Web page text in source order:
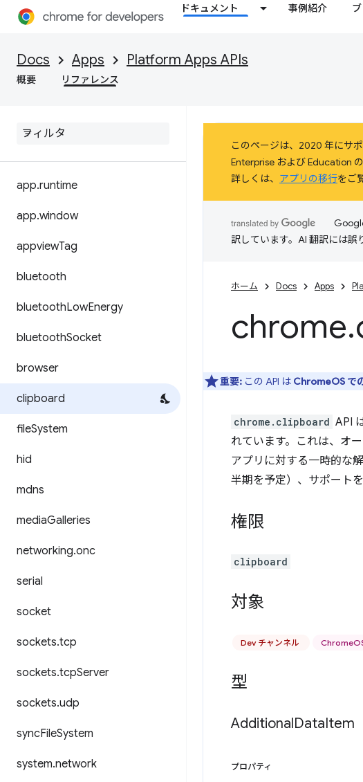
ドキュメント 事例紹介
Docs Apps Platform Apps APIs
概要 リファレンス
app.runtime
app.window
appviewTag
bluetooth
bluetoothLowEnergy
bluetoothSocket
browser
clipboard
fileSystem
hid
mdns
mediaGalleries
networking.onc
serial
socket
sockets.tcp
sockets.tcpServer
sockets.udp
syncFileSystem
system.network
このページは、2020 年にサ
Enterprise および Education
詳しくは、 アプリの移行をご
訳しています。AI 翻訳には誤
ホーム Docs Apps
chrome.
重要: この API は ChromeOS で
chrome.clipboard API
れています。これは、オ
アプリに対する一時的な
半期を予定）、サポートを
権限
clipboard
対象
Dev チャンネル
型
AdditionalDataItem
プロパティ